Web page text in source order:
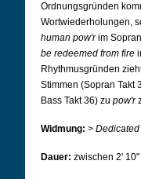
Ordnungsgründen
Wortwiederholungen,
human pow'rim
be redeemed from fire
Rhythmusgründen
Stimmen (Sopran Takt
Bass Takt 36) zu pow'r
Widmung: > Dedicated
Dauer: zwischen 2'